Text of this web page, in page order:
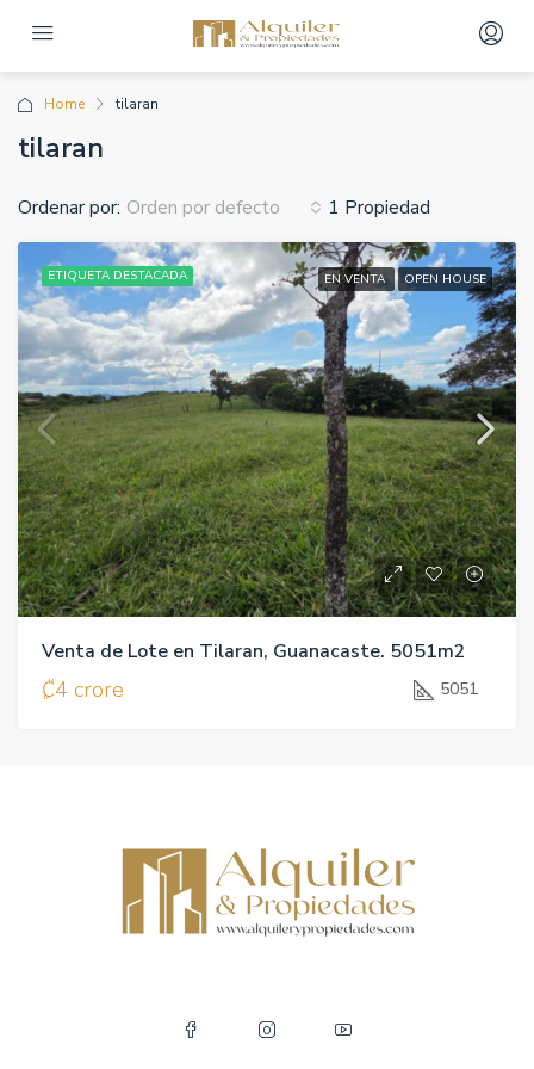
Home tilaran
tilaran
1 Propiedad
Ordenar por: Orden por defecto
ETIQUETA DESTACADA EN VENTA OPEN HOUSE
Venta de Lote en Tilaran, Guanacaste. 5051m2
₡4 crore 5051